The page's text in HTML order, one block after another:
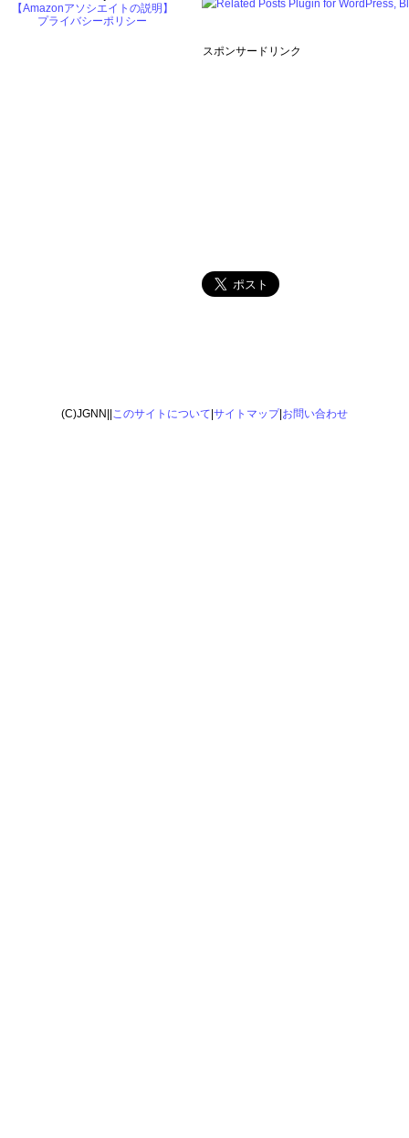
スポンサードリンク
【Amazonアソシエイトの説明】
プライバシーポリシー
(C)JGNN|| このサイトについて サイトマップ| お問い合わせ